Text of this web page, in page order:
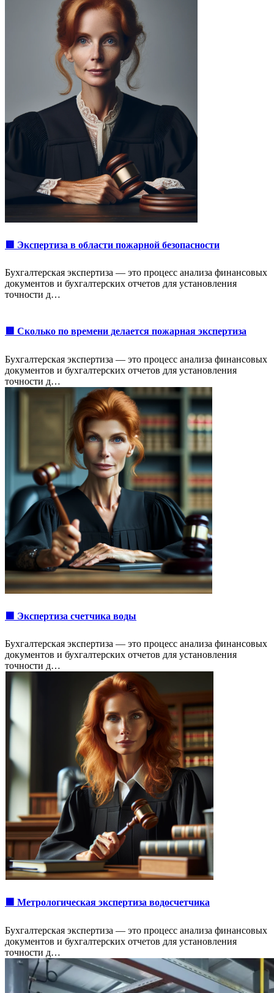
🟥 Экспертиза в области пожарной безопасности
Бухгалтерская экспертиза — это процесс анализа финансовых
документов и бухгалтерских отчетов для установления
точности д…
🟥 Сколько по времени делается пожарная экспертиза
Бухгалтерская экспертиза — это процесс анализа финансовых
документов и бухгалтерских отчетов для установления
точности д…
🟩 Экспертиза счетчика воды
Бухгалтерская экспертиза — это процесс анализа финансовых
документов и бухгалтерских отчетов для установления
точности д…
🟩 Метрологическая экспертиза водосчетчика
Бухгалтерская экспертиза — это процесс анализа финансовых
документов и бухгалтерских отчетов для установления
точности д…